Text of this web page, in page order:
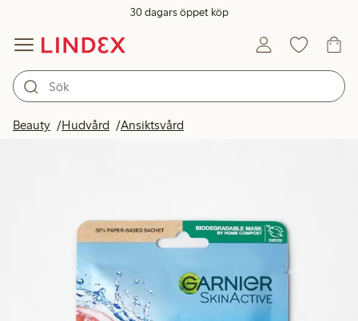
30 dagars öppet köp
Beauty Hudvård Ansiktsvård